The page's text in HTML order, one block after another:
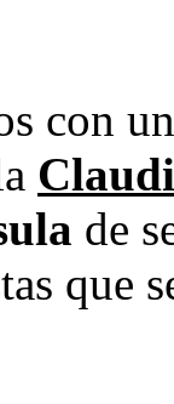
con
de
que